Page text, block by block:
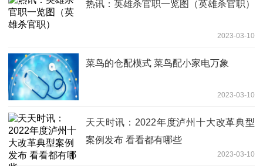
热讯：英雄杀官职一览图（英雄杀官职）
2023-03-10
菜鸟的仓配模式 菜鸟配小家电万象
2023-03-10
天天时讯：2022年度泸州十大改革典型
案例发布 看看都有哪些
2023-03-10